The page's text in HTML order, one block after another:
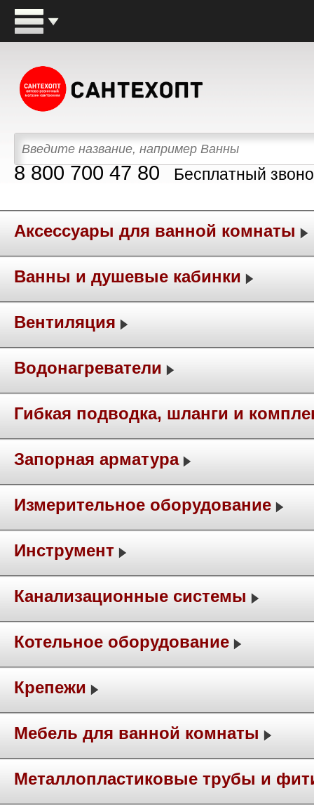
8 800 700 47 80 Бесплатный
Аксессуары для ванной комнаты
Ванны и душевые кабинки
Вентиляция
Водонагреватели
Гибкая подводка, шланги и
Запорная арматура
Измерительное оборудование
Инструмент
Канализационные системы
Котельное оборудование
Крепежи
Мебель для ванной комнаты
Металлопластиковые трубы и